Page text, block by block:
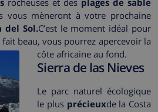
vous mèneront à votre prochaine
del Sol.C’est le moment idéal pour
fait beau, vous pourrez apercevoir la
côte africaine au fond.
Sierra de las Nieves
Le parc naturel écologique
le plus précieuxde la Costa